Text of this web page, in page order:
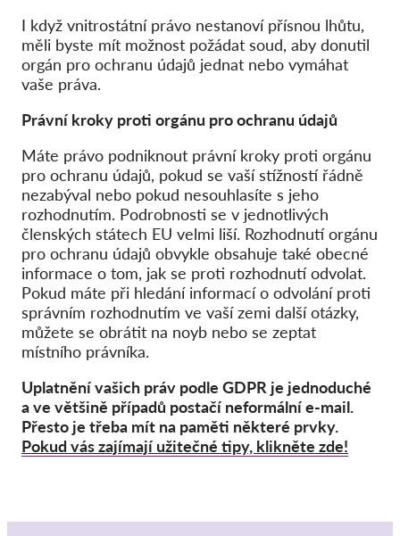
I když vnitrostátní právo nestanoví přísnou lhůtu,
měli byste mít možnost požádat soud, aby donutil
orgán pro ochranu údajů jednat nebo vymáhat
vaše práva.
Právní kroky proti orgánu pro ochranu údajů
Máte právo podniknout právní kroky proti orgánu
pro ochranu údajů, pokud se vaší stížností řádně
nezabýval nebo pokud nesouhlasíte s jeho
rozhodnutím. Podrobnosti se v jednotlivých
členských státech EU velmi liší. Rozhodnutí orgánu
pro ochranu údajů obvykle obsahuje také obecné
informace o tom, jak se proti rozhodnutí odvolat.
Pokud máte při hledání informací o odvolání proti
správním rozhodnutím ve vaší zemi další otázky,
můžete se obrátit na noyb nebo se zeptat
místního právníka.
Uplatnění vašich práv podle GDPR je jednoduché
a ve většině případů postačí neformální e-mail.
Přesto je třeba mít na paměti některé prvky.
Pokud vás zajímají užitečné tipy, klikněte zde!